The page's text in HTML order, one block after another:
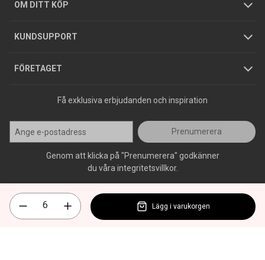
OM DITT KÖP
GDPR
KUNDSUPPORT
Köpguider
Varumärken
FÖRETAGET
Jobba hos oss
Press
Få exklusiva erbjudanden och inspiration
Prenumerera
Genom att klicka på "Prenumerera" godkänner
du våra integritetsvillkor.
Lägg i varukorgen